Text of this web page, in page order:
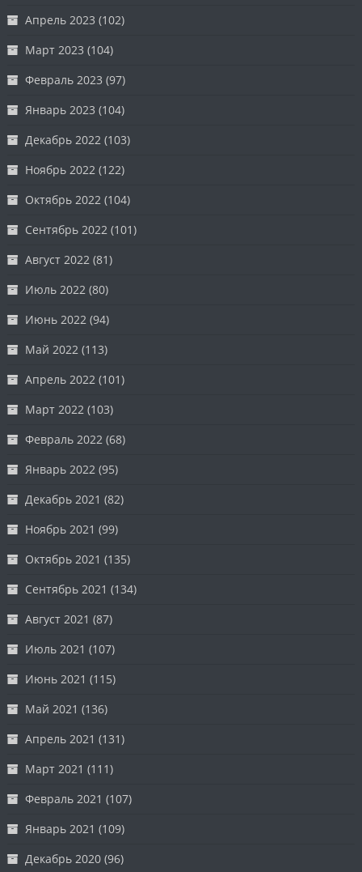
Апрель 2023 (102)
Март 2023 (104)
Февраль 2023 (97)
Январь 2023 (104)
Декабрь 2022 (103)
Ноябрь 2022 (122)
Октябрь 2022 (104)
Сентябрь 2022 (101)
Август 2022 (81)
Июль 2022 (80)
Июнь 2022 (94)
Май 2022 (113)
Апрель 2022 (101)
Март 2022 (103)
Февраль 2022 (68)
Январь 2022 (95)
Декабрь 2021 (82)
Ноябрь 2021 (99)
Октябрь 2021 (135)
Сентябрь 2021 (134)
Август 2021 (87)
Июль 2021 (107)
Июнь 2021 (115)
Май 2021 (136)
Апрель 2021 (131)
Март 2021 (111)
Февраль 2021 (107)
Январь 2021 (109)
Декабрь 2020 (96)